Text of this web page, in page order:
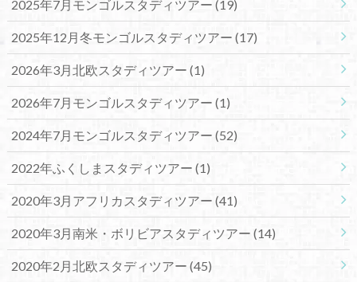
2025年7月モンゴルスタディツアー (19)
2025年12月冬モンゴルスタディツアー (17)
2026年3月北欧スタディツアー (1)
2026年7月モンゴルスタディツアー (1)
2024年7月モンゴルスタディツアー (52)
2022年ふくしまスタディツアー (1)
2020年3月アフリカスタディツアー (41)
2020年3月南米・ボリビアスタディツアー (14)
2020年2月北欧スタディツアー (45)